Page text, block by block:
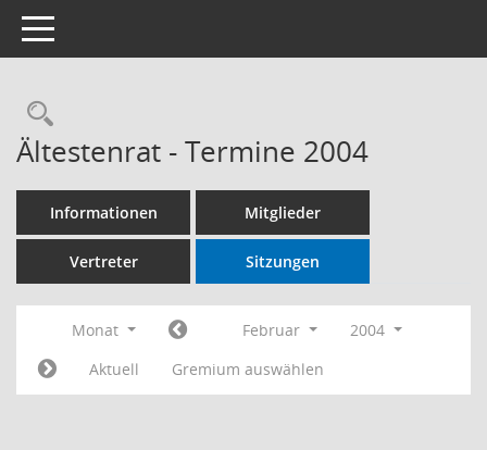
Toggle navigation
Ältestenrat - Termine 2004
Informationen Mitglieder
Vertreter Sitzungen
Monat Februar
2004
Aktuell
Gremium auswählen